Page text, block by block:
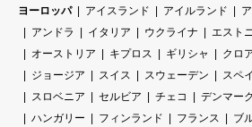
ヨーロッパ
アイスランド アイルランド
アンドラ
イタリア ウクライナ エスト
オーストリア
キプロス ギリシャ クロ
ジョージア
スイス スウェーデン スペ
スロベニア
セルビア チェコ デンマーク
ハンガリー
フィンランド フランス ブ